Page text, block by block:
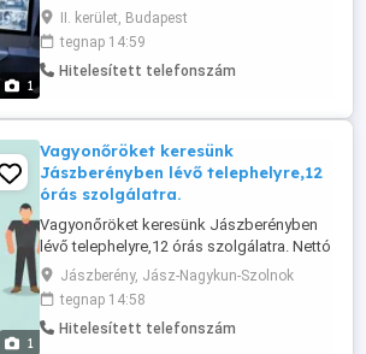
1
Bérezés: Bruttó 3.300 Ft óra Nettó kb.
2.195 Ft óra (kedvezmények nélkül)
Munkarend: 12 órás műszakok 08:00
20:00 és 20:00 08:00 Havi 180 190
kiléptetése, regisztráció ...
II. kerület, Budapest
tegnap 14:59
Hitelesített telefonszám
1
Vagyonőröket keresünk
Jászberényben lévő telephelyre,12
órás szolgálatra.
Vagyonőröket keresünk Jászberényben
lévő telephelyre,12 órás szolgálatra. Nettó
órabér:1350 Ft Beosztás:H-P- 12
órás,Hétvégén 24 . Jelentkezni email-ben :
Jelentkezési lap:
Jászberény, Jász-Nagykun-Szolnok
tegnap 14:58
Hitelesített telefonszám